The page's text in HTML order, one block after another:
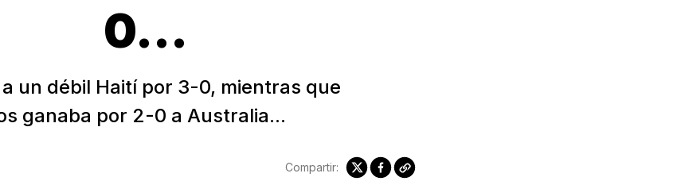
0...
a un débil Haití por 3-0, mientras que
ganaba por 2-0 a Australia...
Compartir: